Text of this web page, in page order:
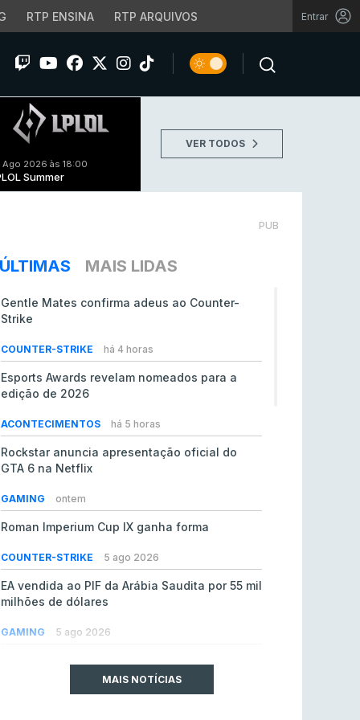
RTP ENSINA RTP ARQUIVOS Entrar
Ago 2026 às 18:00
Summer
VER TODOS
PUB
ÚLTIMAS MAIS LIDAS
Gentle Mates confirma adeus ao Counter-
Strike
COUNTER-STRIKE há 4 horas
Esports Awards revelam nomeados para a
edição de 2026
ACONTECIMENTOS há 5 horas
Rockstar anuncia apresentação oficial do
GTA 6 na Netflix
GAMING ontem
Roman Imperium Cup IX ganha forma
COUNTER-STRIKE 5 ago 2026
EA vendida ao PIF da Arábia Saudita por 55 mil
milhões de dólares
GAMING 5 ago 2026
MAIS NOTÍCIAS